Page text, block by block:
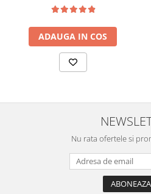
ADAUGA IN COS
Nu rata ofertele si